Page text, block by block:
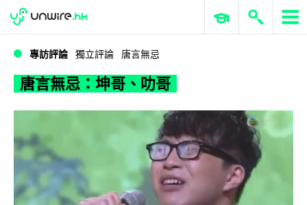
唐言無忌：坤哥、叻哥
WWDC 2026 ERP 與商業 AI
專訪評論 獨立評論 唐言無忌
唐言無忌：坤哥、叻哥